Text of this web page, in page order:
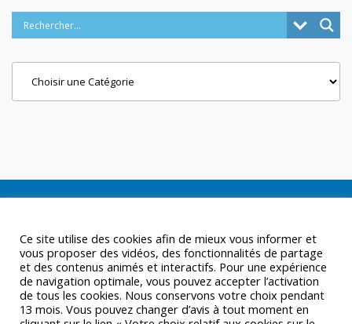
Ce site utilise des cookies afin de mieux vous informer et
vous proposer des vidéos, des fonctionnalités de partage
et des contenus animés et interactifs. Pour une expérience
de navigation optimale, vous pouvez accepter l’activation
de tous les cookies. Nous conservons votre choix pendant
13 mois. Vous pouvez changer d’avis à tout moment en